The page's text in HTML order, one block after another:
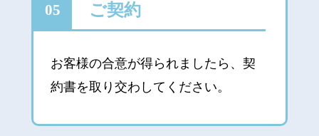
05 ご契約
お客様の合意が得られましたら、契
約書を取り交わしてください。